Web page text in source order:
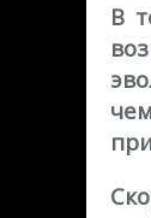
В